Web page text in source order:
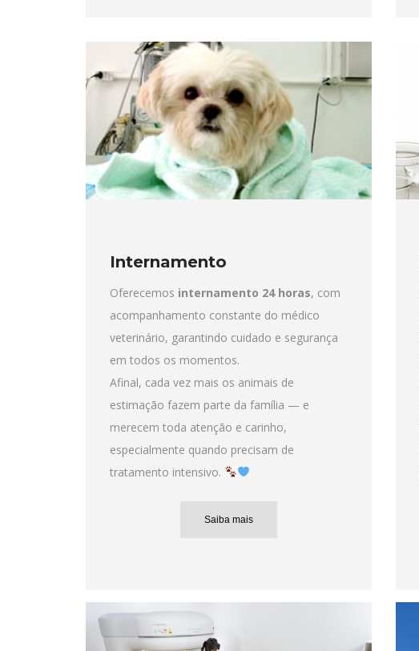
Internamento
Oferecemos internamento 24 horas, com
acompanhamento constante do médico
veterinário, garantindo cuidado e segurança
em todos os momentos.
Afinal, cada vez mais os animais de
estimação fazem parte da família — e
merecem toda atenção e carinho,
especialmente quando precisam de
tratamento intensivo.
Saiba mais